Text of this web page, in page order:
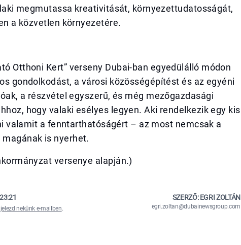
megmutassa kreativitását, környezettudatosságát,
a közvetlen környezetére.
Otthoni Kert” verseny Dubai-ban egyedülálló módon
gondolkodást, a városi közösségépítést és az egyéni
a részvétel egyszerű, és még mezőgazdasági
hogy valaki esélyes legyen. Aki rendelkezik egy kis
valamit a fenntarthatóságért – az most nemcsak a
is nyerhet.
versenye alapján.)
jelezd nekünk e-mailben.
SZERZŐ: EGRI ZOLTÁN
egri.zoltan@dubainewsgroup.com